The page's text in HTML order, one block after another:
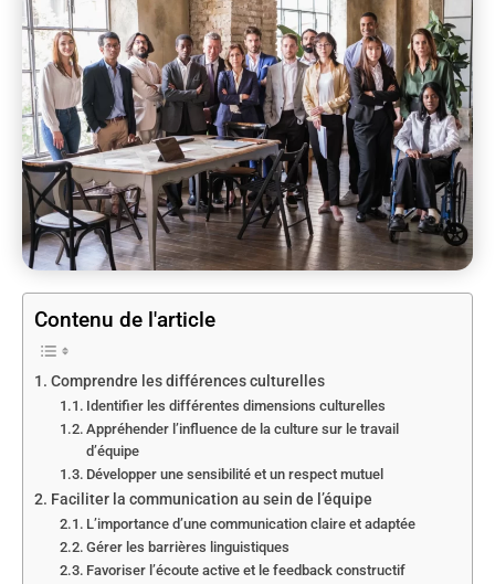
Contenu de l'article
Comprendre les différences culturelles
Identifier les différentes dimensions culturelles
Appréhender l’influence de la culture sur le travail
d’équipe
Développer une sensibilité et un respect mutuel
Faciliter la communication au sein de l’équipe
L’importance d’une communication claire et adaptée
Gérer les barrières linguistiques
Favoriser l’écoute active et le feedback constructif